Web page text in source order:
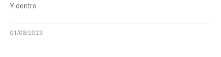
Y dentro
01/08/2023